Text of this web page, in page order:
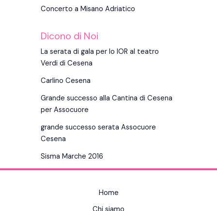
Concerto a Misano Adriatico
Dicono di Noi
La serata di gala per lo IOR al teatro
Verdi di Cesena
Carlino Cesena
Grande successo alla Cantina di Cesena
per Assocuore
grande successo serata Assocuore
Cesena
Sisma Marche 2016
Home